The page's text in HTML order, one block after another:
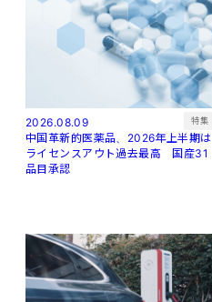
2026.08.09 特集
中国革新的医薬品、2026年上半期は
ライセンスアウト過去最高 国産31
品目承認